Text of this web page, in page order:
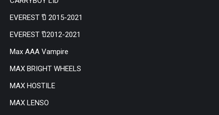
EVEREST ปี 2015-2021
EVEREST ปี2012-2021
Max AAA Vampire
MAX BRIGHT WHEELS
MAX HOSTILE
MAX LENSO